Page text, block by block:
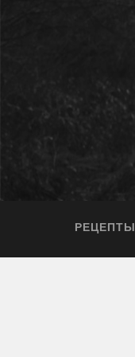
РЕЦЕПТЫ